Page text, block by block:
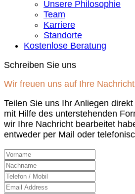
Unsere Philosophie
Team
Karriere
Standorte
Kostenlose Beratung
Schreiben Sie uns
Wir freuen uns auf Ihre Nachricht
Teilen Sie uns Ihr Anliegen
mit Hilfe des unterstehenden
wir Ihre Nachricht bearbeitet
entweder per Mail oder